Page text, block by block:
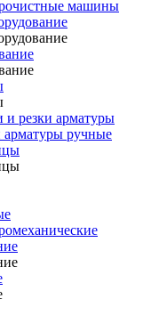
машины
и резки арматуры
арматуры ручные